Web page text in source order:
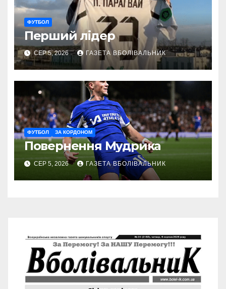
ФУТБОЛ
Перший лідер
СЕР 5, 2026 ГАЗЕТА ВБОЛІВАЛЬНИК
ФУТБОЛ ЗА КОРДОНОМ
Повернення Мудрика
СЕР 5, 2026 ГАЗЕТА ВБОЛІВАЛЬНИК